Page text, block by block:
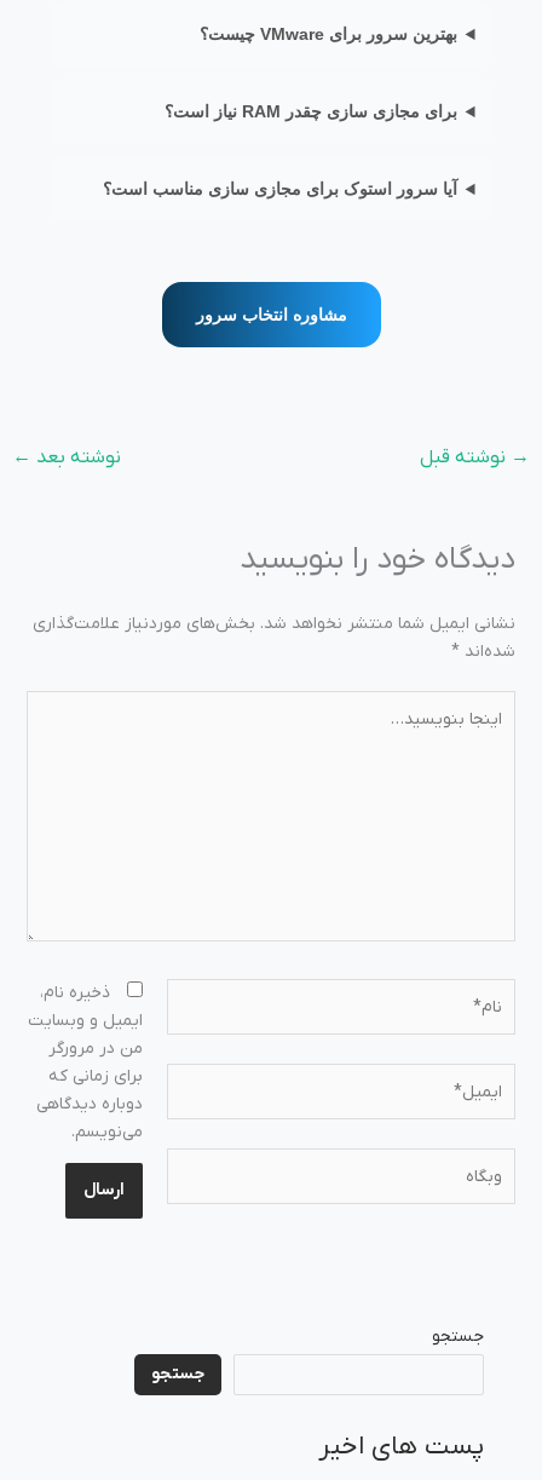
بهترین سرور برای VMware چیست؟
برای مجازی سازی چقدر RAM نیاز است؟
آیا سرور استوک برای مجازی سازی مناسب است؟
مشاوره انتخاب سرور
→ نوشته قبل نوشته بعد ←
دیدگاه‌ خود را بنویسید
نشانی ایمیل شما منتشر نخواهد شد. بخش‌های موردنیاز علامت‌گذاری
شده‌اند *
بنویسید…
ذخیره نام،
ایمیل و وبسایت
من در مرورگر
برای زمانی که
دوباره دیدگاهی
می‌نویسم.
جستجو
جستجو
پست های اخیر